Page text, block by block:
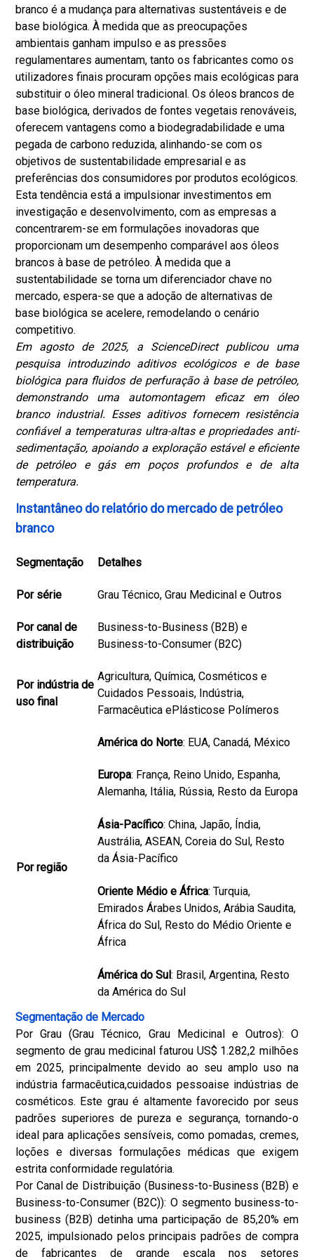
branco é a mudança para alternativas sustentáveis ​​e de
base biológica. À medida que as preocupações
ambientais ganham impulso e as pressões
regulamentares aumentam, tanto os fabricantes como os
utilizadores finais procuram opções mais ecológicas para
substituir o óleo mineral tradicional. Os óleos brancos de
base biológica, derivados de fontes vegetais renováveis,
oferecem vantagens como a biodegradabilidade e uma
pegada de carbono reduzida, alinhando-se com os
objetivos de sustentabilidade empresarial e as
preferências dos consumidores por produtos ecológicos.
Esta tendência está a impulsionar investimentos em
investigação e desenvolvimento, com as empresas a
concentrarem-se em formulações inovadoras que
proporcionam um desempenho comparável aos óleos
brancos à base de petróleo. À medida que a
sustentabilidade se torna um diferenciador chave no
mercado, espera-se que a adoção de alternativas de
base biológica se acelere, remodelando o cenário
competitivo.
Em agosto de 2025, a ScienceDirect publicou uma
pesquisa introduzindo aditivos ecológicos e de base
biológica para fluidos de perfuração à base de petróleo,
demonstrando uma automontagem eficaz em óleo
branco industrial. Esses aditivos fornecem resistência
confiável a temperaturas ultra-altas e propriedades anti-
sedimentação, apoiando a exploração estável e eficiente
de petróleo e gás em poços profundos e de alta
temperatura.
Instantâneo do relatório do mercado de petróleo
branco
Segmentação Detalhes
Por série Grau Técnico, Grau Medicinal e Outros
Por canal de
distribuição
Business-to-Business (B2B) e
Business-to-Consumer (B2C)
Por indústria de
uso final
Agricultura, Química, Cosméticos e
Cuidados Pessoais, Indústria,
Farmacêutica ePlásticose Polímeros
Por região
América do Norte: EUA, Canadá, México
Europa: França, Reino Unido, Espanha,
Alemanha, Itália, Rússia, Resto da Europa
Ásia-Pacífico: China, Japão, Índia,
Austrália, ASEAN, Coreia do Sul, Resto
da Ásia-Pacífico
Oriente Médio e África: Turquia,
Emirados Árabes Unidos, Arábia Saudita,
África do Sul, Resto do Médio Oriente e
África
Ámérica do Sul: Brasil, Argentina, Resto
da América do Sul
Segmentação de Mercado
Por Grau (Grau Técnico, Grau Medicinal e Outros): O
segmento de grau medicinal faturou US$ 1.282,2 milhões
em 2025, principalmente devido ao seu amplo uso na
indústria farmacêutica,cuidados pessoaise indústrias de
cosméticos. Este grau é altamente favorecido por seus
padrões superiores de pureza e segurança, tornando-o
ideal para aplicações sensíveis, como pomadas, cremes,
loções e diversas formulações médicas que exigem
estrita conformidade regulatória.
Por Canal de Distribuição (Business-to-Business (B2B) e
Business-to-Consumer (B2C)): O segmento business-to-
business (B2B) detinha uma participação de 85,20% em
2025, impulsionado pelos principais padrões de compra
de fabricantes de grande escala nos setores